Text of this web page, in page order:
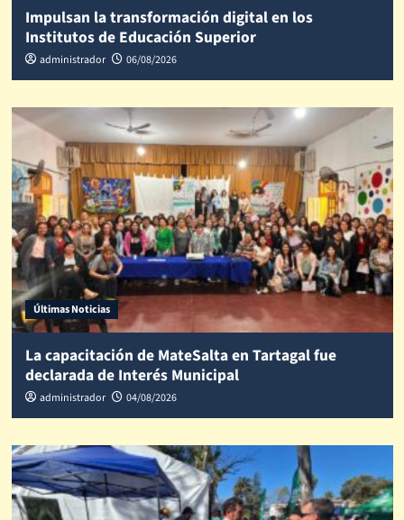
Impulsan la transformación digital en los
Institutos de Educación Superior
administrador 06/08/2026
Últimas Noticias
La capacitación de MateSalta en Tartagal fue
declarada de Interés Municipal
administrador 04/08/2026